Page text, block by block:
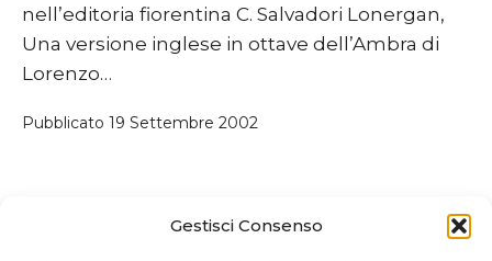
Gestisci Consenso
nell’editoria fiorentina C. Salvadori Lonergan,
Una versione inglese in ottave dell’Ambra di
Lorenzo…
Pubblicato 19 Settembre 2002